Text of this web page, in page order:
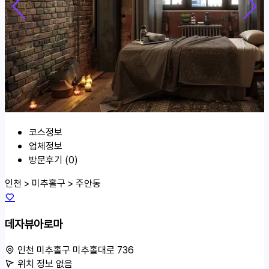
코스정보
업체정보
방문후기 (0)
인천 > 미추홀구 > 주안동
데자뷰아로마
인천 미추홀구 미추홀대로 736
위치 정보 없음